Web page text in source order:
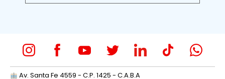
Av. Santa Fe 4559 - C.P. 1425 - C.A.B.A